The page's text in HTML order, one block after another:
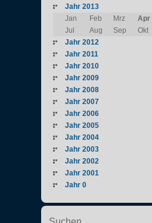
Jahr 2013
Jan
Feb Mrz Apr
Jul
Aug Sep Okt
Jahr 2012
Jahr 2011
Jahr 2010
Jahr 2009
Jahr 2008
Jahr 2007
Jahr 2006
Jahr 2005
Jahr 2004
Jahr 2003
Jahr 2002
Jahr 2001
Jahr 0